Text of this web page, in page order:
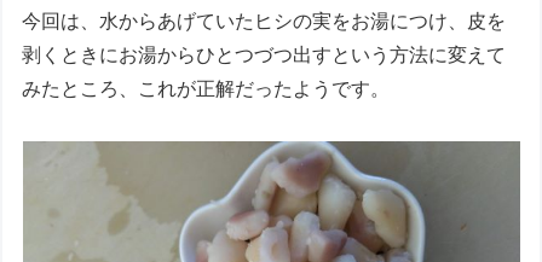
今回は、水からあげていたヒシの実をお湯につけ、皮を
剥くときにお湯からひとつづつ出すという方法に変えて
みたところ、これが正解だったようです。